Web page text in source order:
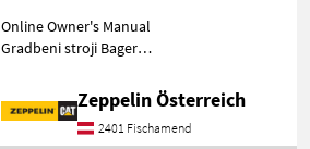
Online Owner's Manual
Gradbeni stroji Bager
Zeppelin Österreich
2401 Fischamend